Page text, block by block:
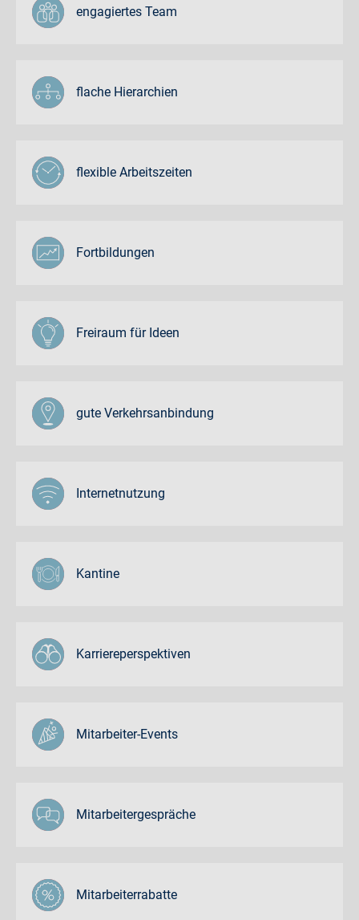
engagiertes Team
flache Hierarchien
flexible Arbeitszeiten
Fortbildungen
Freiraum für Ideen
gute Verkehrsanbindung
Internetnutzung
Kantine
Karriereperspektiven
Mitarbeiter-Events
Mitarbeitergespräche
Mitarbeiterrabatte